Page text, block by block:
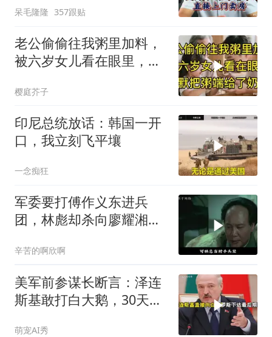
呆毛隆隆 357跟贴
老公偷偷往我粥里加料，
被六岁女儿看在眼里，默
樱庭芥子
印尼总统放话：韩国一开
口，我立刻飞平壤
一念痴狂
军委要打傅作义东进兵
团，林彪却杀向廖耀湘，
辛苦的啊欣啊
美军前参谋长断言：泽连
斯基敢打白大鹅，30天内
萌宠AI秀